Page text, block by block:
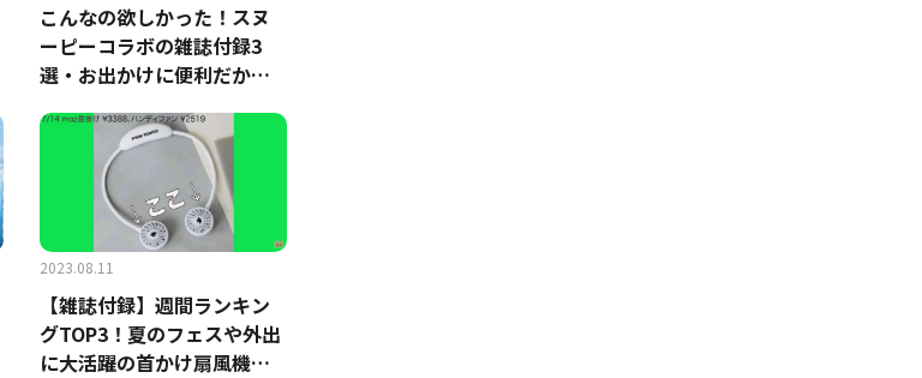
こんなの欲しかった！スヌ
ーピーコラボの雑誌付録3
選・お出かけに便利だから
2023.08.11
【雑誌付録】週間ランキン
グTOP3！夏のフェスや外出
に大活躍の首かけ扇風機を